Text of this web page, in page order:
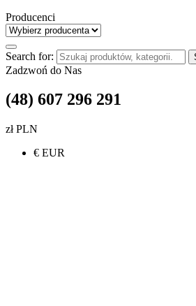
Producenci
Search for:
Zadzwoń do Nas
(48) 607 296 291
zł PLN
€ EUR